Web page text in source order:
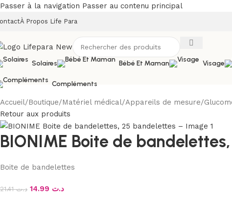
Passer à la navigation Passer au contenu principal
À Propos Life Para
Solaires
Bébé Et Maman Visage
Compléments
Accueil/Boutique/Matériel médical/Appareils de mesure/
Retour aux produits
BIONIME Boite de
Boite de bandelettes
د.ت21.41 د.ت